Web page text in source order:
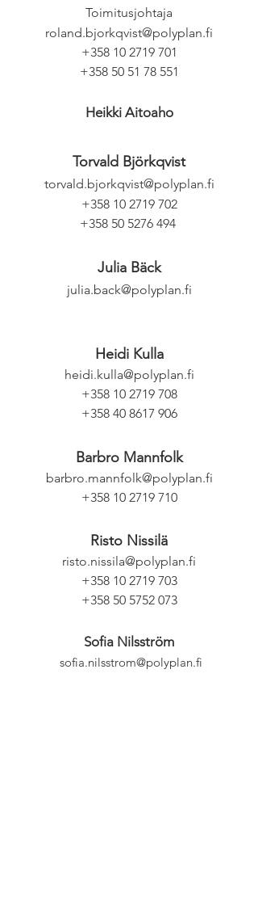
Toimitusjohtaja
roland.bjorkqvist@polyplan.fi
+358 10 2719 701
+358 50 51 78 551
Heikki Aitoaho
Torvald Björkqvist
torvald.bjorkqvist@polyplan.fi
+358 10 2719 702
+358 50 5276 494
Julia Bäck
julia.back@polyplan.fi
Heidi Kulla
heidi.kulla@polyplan.fi
+358 10 2719 708
+358 40 8617 906
Barbro Mannfolk
barbro.mannfolk@polyplan.fi
+358 10 2719 710
Risto Nissilä
risto.nissila@polyplan.fi
+358 10 2719 703
+358 50 5752 073
Sofia Nilsström
sofia.nilsstrom@polyplan.fi